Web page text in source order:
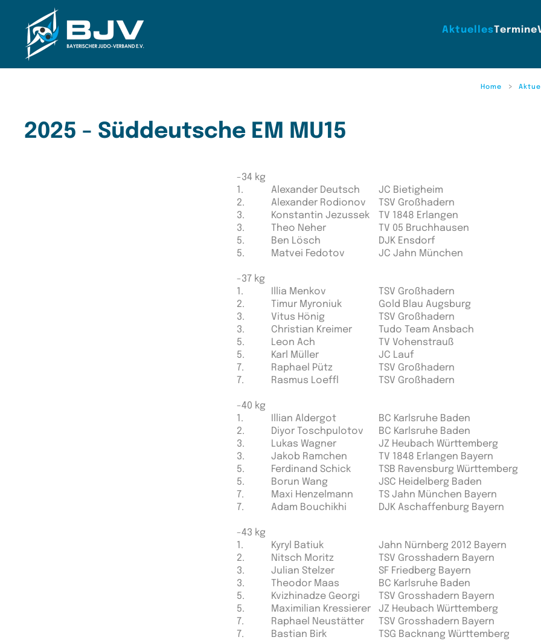
Zum Hauptinhalt springen AktuellesTermine
Home
2025 - Süddeutsche EM MU15
-34 kg
1.
Alexander Deutsch
JC Bietigheim
2.
Alexander Rodionov
TSV Großhadern
3.
Konstantin Jezussek
TV 1848 Erlangen
3.
Theo Neher
TV 05 Bruchhausen
5.
Ben Lösch
DJK Ensdorf
5.
Matvei Fedotov JC Jahn München
-37 kg
1.
Illia Menkov
TSV Großhadern
2.
Timur Myroniuk
Gold Blau Augsburg
3.
Vitus Hönig
TSV Großhadern
3.
Christian Kreimer
Tudo Team Ansbach
5.
Leon Ach
TV Vohenstrauß
5.
Karl Müller
JC Lauf
7.
Raphael Pütz
TSV Großhadern
7.
Rasmus Loeffl TSV Großhadern
-40 kg
1.
Illian Aldergot
BC Karlsruhe Baden
2.
Diyor Toschpulotov
BC Karlsruhe Baden
3.
Lukas Wagner
JZ Heubach Württemberg
3.
Jakob Ramchen
TV 1848 Erlangen Bayern
5.
Ferdinand Schick
TSB Ravensburg Württemberg
5.
Borun Wang
JSC Heidelberg Baden
7.
Maxi Henzelmann
TS Jahn München Bayern
7.
Adam Bouchikhi DJK Aschaffenburg Bayern
-43 kg
1.
Kyryl Batiuk
Jahn Nürnberg 2012 Bayern
2.
Nitsch Moritz
TSV Grosshadern Bayern
3.
Julian Stelzer
SF Friedberg Bayern
3.
Theodor Maas
BC Karlsruhe Baden
5.
Kvizhinadze Georgi
TSV Grosshadern Bayern
5.
Maximilian Kressierer
JZ Heubach Württemberg
7.
Raphael Neustätter
TSV Grosshadern Bayern
7.
Bastian Birk TSG Backnang Württemberg